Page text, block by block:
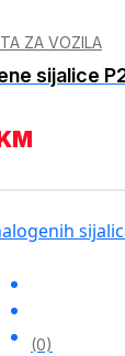
ZA VOZILA
sijalice
(0)